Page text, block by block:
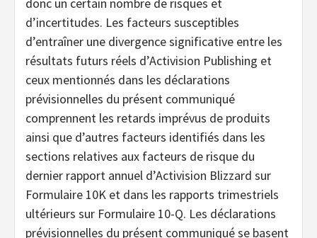
d’incertitudes. Les facteurs susceptibles
d’entraîner une divergence significative entre les
résultats futurs réels d’Activision Publishing et
ceux mentionnés dans les déclarations
prévisionnelles du présent communiqué
comprennent les retards imprévus de produits
ainsi que d’autres facteurs identifiés dans les
sections relatives aux facteurs de risque du
dernier rapport annuel d’Activision Blizzard sur
Formulaire 10K et dans les rapports trimestriels
ultérieurs sur Formulaire 10-Q. Les déclarations
prévisionnelles du présent communiqué se basent